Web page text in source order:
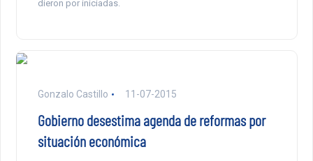
dieron por iniciadas.
Gonzalo Castillo 11-07-2015
Gobierno desestima agenda de reformas por
situación económica